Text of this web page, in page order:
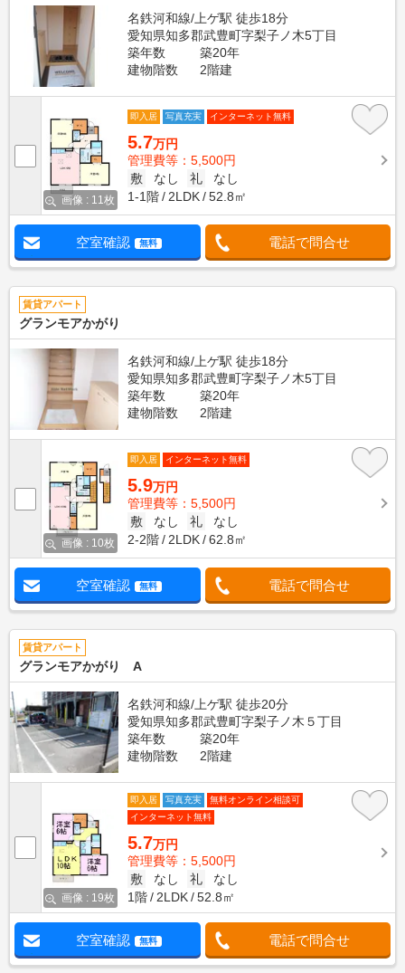
名鉄河和線/上ゲ駅 徒歩18分
愛知県知多郡武豊町字梨子ノ木5丁目
築年数
築20年
建物階数
2階建
画像 : 11枚
即入居 写真充実 インターネット無料
5.7万円
管理費等：5,500円
敷
なし 礼
なし
1-1階
2LDK 52.8㎡
空室確認 無料 電話で問合せ
賃貸アパート
グランモアかがり
名鉄河和線/上ゲ駅 徒歩18分
愛知県知多郡武豊町字梨子ノ木5丁目
築年数
築20年
建物階数
2階建
画像 : 10枚
即入居 インターネット無料
5.9万円
管理費等：5,500円
敷
なし 礼
なし
2-2階
2LDK 62.8㎡
空室確認 無料 電話で問合せ
賃貸アパート
グランモアかがり A
名鉄河和線/上ゲ駅 徒歩20分
愛知県知多郡武豊町字梨子ノ木５丁目
築年数
築20年
建物階数
2階建
画像 : 19枚
即入居 写真充実
無料オンライン相談可
インターネット無料
5.7万円
管理費等：5,500円
敷
なし 礼
なし
1階
2LDK 52.8㎡
空室確認 無料 電話で問合せ